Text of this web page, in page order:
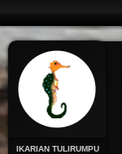
IKARIAN TULIRUMPU